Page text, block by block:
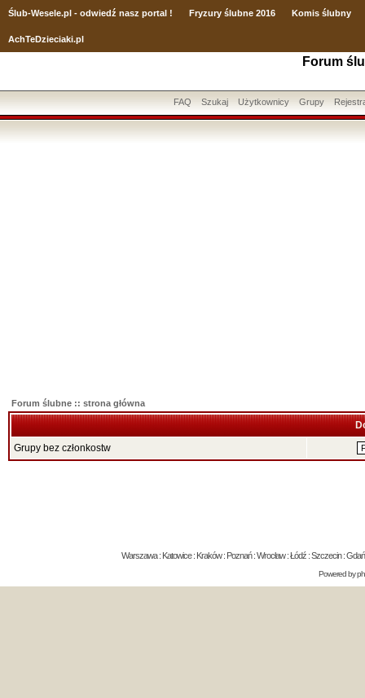
Ślub-Wesele.pl - odwiedź nasz portal ! Fryzury ślubne 2016 Komis ślubny
AchTeDzieciaki.pl
Forum
FAQ Szukaj Użytkownicy Grupy
Forum ślubne :: strona główna
Grupy bez członkostw
Warszawa : Katowice : Kraków : Poznań : Wrocław : Łódź : Szczecin :
Powered by